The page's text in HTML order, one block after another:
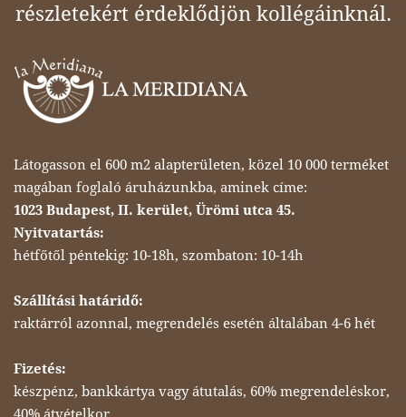
részletekért érdeklődjön kollégáinknál.
Látogasson el 600 m2 alapterületen, közel 10 000 terméket
magában foglaló áruházunkba, aminek címe:
1023 Budapest, II. kerület, Ürömi utca 45.
Nyitvatartás:
hétfőtől péntekig: 10-18h, szombaton: 10-14h
Szállítási határidő:
raktárról azonnal, megrendelés esetén általában 4-6 hét
Fizetés:
készpénz, bankkártya vagy átutalás, 60% megrendeléskor,